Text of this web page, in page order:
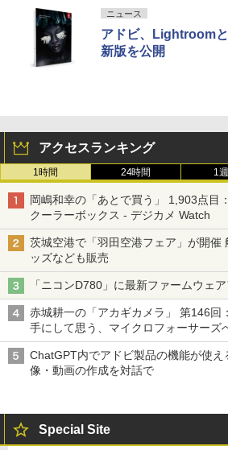
ニュース
アドビ、Lightroom
新版を公開
アクセスランキング
1時間 24時間 1
岡嶋和幸の「あとで買う」 1,903点目
クーラーボックス - デジカメ Watch
茨城空港で「羽田空港フェア」が開催
ッズなども販売
「ニコンD780」に最新ファームウェ
赤城耕一の「アカギカメラ」 第146回
手にして思う、マイクロフォーサー
ChatGPT内でアドビ製品の機能が使
像・動画の作成を対話で
Special Site